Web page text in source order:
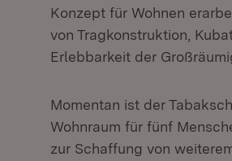
Konzept für Wohnen
von Tragkonstruktion,
Erlebbarkeit der
Momentan ist der
Wohnraum für fünf
zur Schaffung von